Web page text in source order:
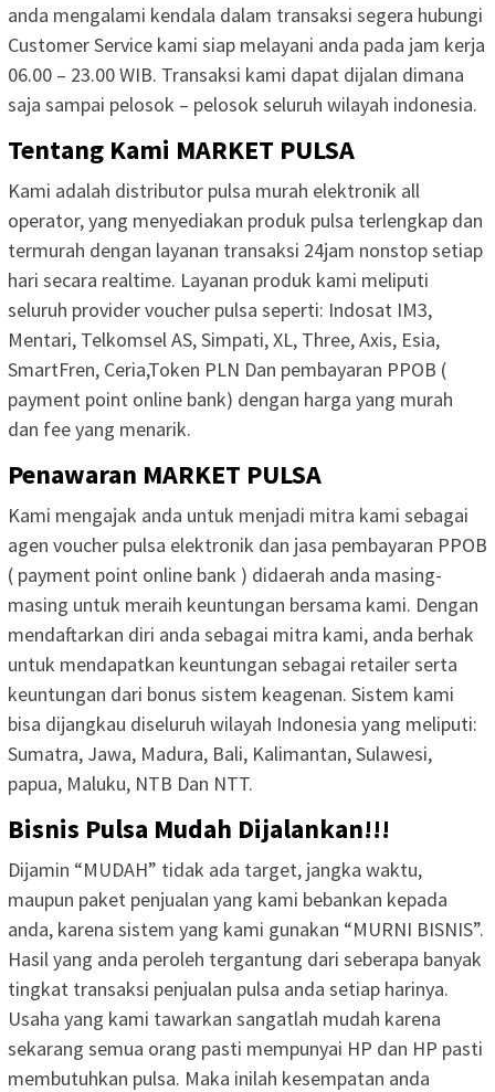
anda mengalami kendala dalam transaksi segera hubungi
Customer Service kami siap melayani anda pada jam kerja
06.00 – 23.00 WIB. Transaksi kami dapat dijalan dimana
saja sampai pelosok – pelosok seluruh wilayah indonesia.
Tentang Kami MARKET PULSA
Kami adalah distributor pulsa murah elektronik all
operator, yang menyediakan produk pulsa terlengkap dan
termurah dengan layanan transaksi 24jam nonstop setiap
hari secara realtime. Layanan produk kami meliputi
seluruh provider voucher pulsa seperti: Indosat IM3,
Mentari, Telkomsel AS, Simpati, XL, Three, Axis, Esia,
SmartFren, Ceria,Token PLN Dan pembayaran PPOB (
payment point online bank) dengan harga yang murah
dan fee yang menarik.
Penawaran MARKET PULSA
Kami mengajak anda untuk menjadi mitra kami sebagai
agen voucher pulsa elektronik dan jasa pembayaran PPOB
( payment point online bank ) didaerah anda masing-
masing untuk meraih keuntungan bersama kami. Dengan
mendaftarkan diri anda sebagai mitra kami, anda berhak
untuk mendapatkan keuntungan sebagai retailer serta
keuntungan dari bonus sistem keagenan. Sistem kami
bisa dijangkau diseluruh wilayah Indonesia yang meliputi:
Sumatra, Jawa, Madura, Bali, Kalimantan, Sulawesi,
papua, Maluku, NTB Dan NTT.
Bisnis Pulsa Mudah Dijalankan!!!
Dijamin “MUDAH” tidak ada target, jangka waktu,
maupun paket penjualan yang kami bebankan kepada
anda, karena sistem yang kami gunakan “MURNI BISNIS”.
Hasil yang anda peroleh tergantung dari seberapa banyak
tingkat transaksi penjualan pulsa anda setiap harinya.
Usaha yang kami tawarkan sangatlah mudah karena
sekarang semua orang pasti mempunyai HP dan HP pasti
membutuhkan pulsa. Maka inilah kesempatan anda